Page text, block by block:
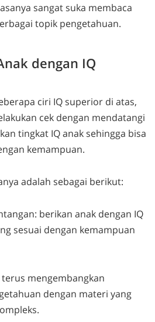
sangat suka membaca
topik pengetahuan.
dengan IQ
ciri IQ superior di atas,
cek dengan mendatangi
tingkat IQ anak sehingga bisa
kemampuan.
adalah sebagai berikut:
berikan anak dengan IQ
sesuai dengan kemampuan
mengembangkan
dengan materi yang